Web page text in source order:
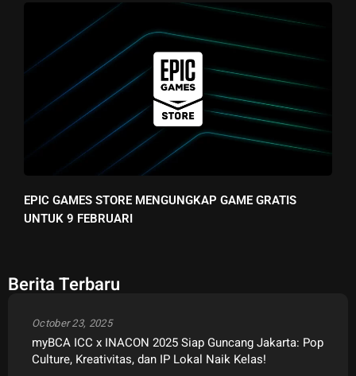
EPIC GAMES STORE MENGUNGKAP GAME GRATIS
UNTUK 9 FEBRUARI
Berita Terbaru
myBCA ICC x INACON 2025 Siap Guncang Jakarta: Pop
Culture, Kreativitas, dan IP Lokal Naik Kelas!
October 23, 2025